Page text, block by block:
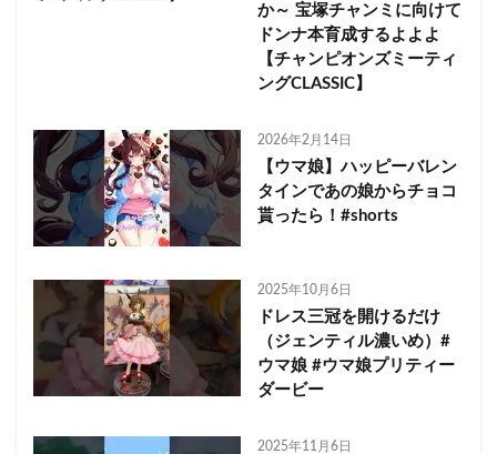
か～ 宝塚チャンミに向けて
ドンナ本育成するよよよ
【チャンピオンズミーティ
ングCLASSIC】
2026年2月14日
【ウマ娘】ハッピーバレン
タインであの娘からチョコ
貰ったら！#shorts
2025年10月6日
ドレス三冠を開けるだけ
（ジェンティル濃いめ）#
ウマ娘 #ウマ娘プリティー
ダービー
2025年11月6日